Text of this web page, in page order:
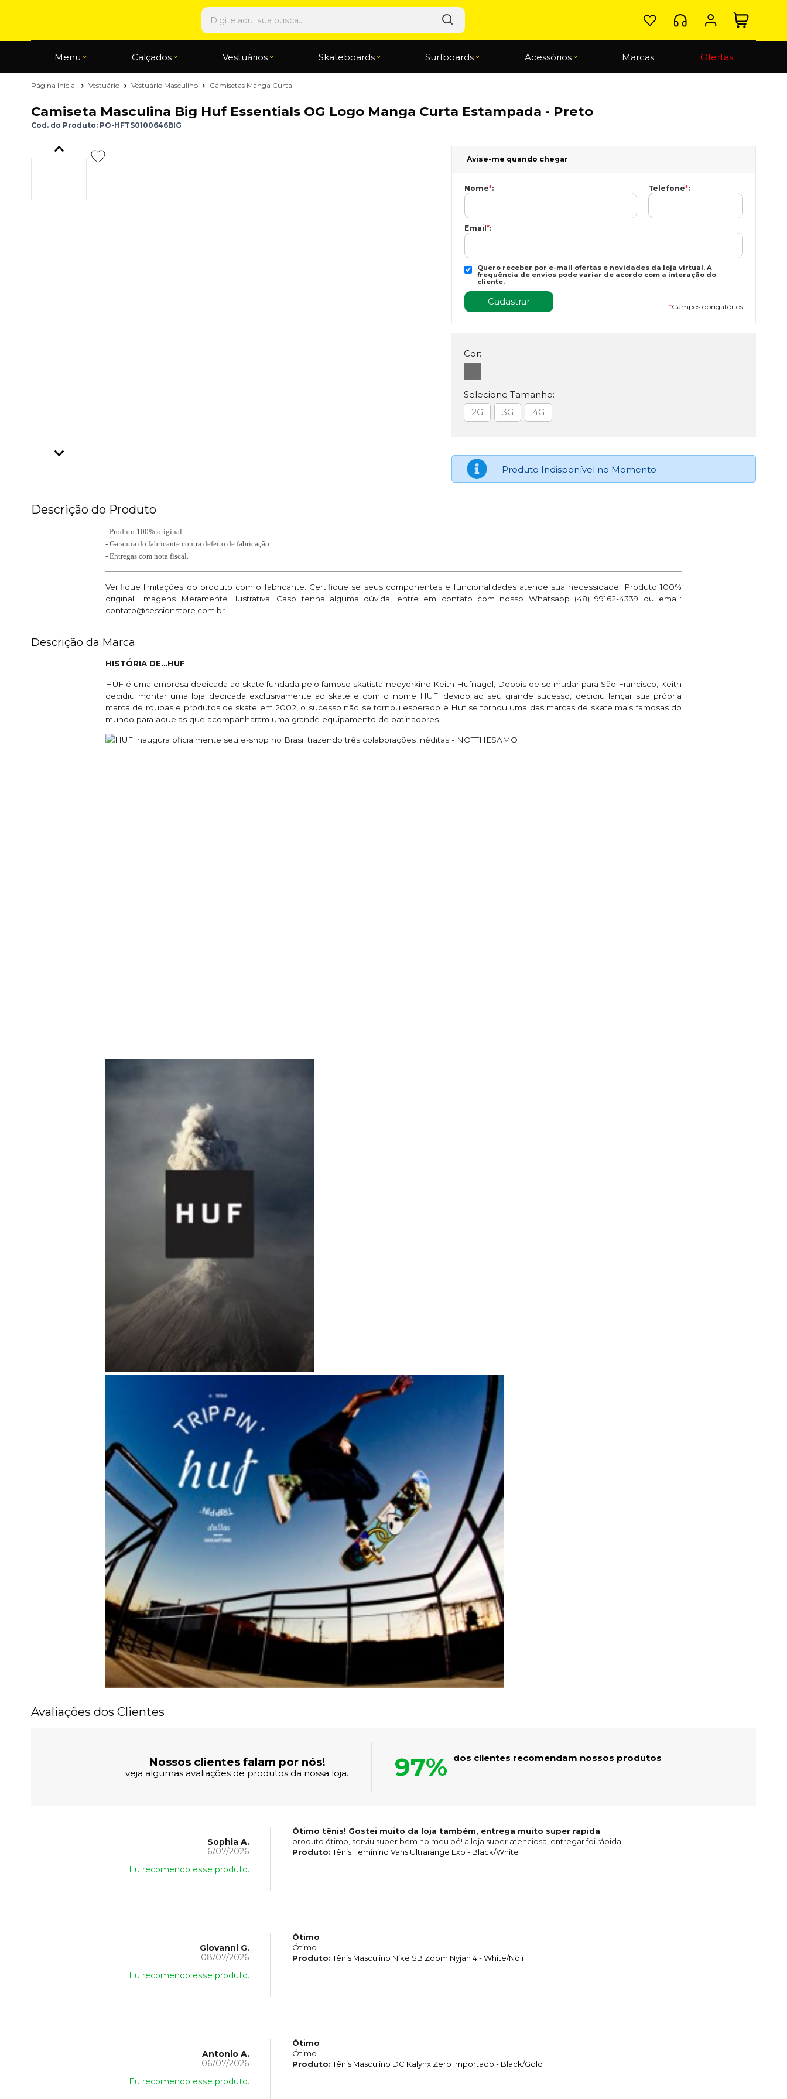
Menu Calçados Vestuários Skateboards Surfboards Acessórios Marcas Ofertas
Página Inicial Vestuário Vestuário Masculino Camisetas Manga Curta
Camiseta Masculina Big Huf Essentials OG Logo Manga Curta Estampada - Preto
Cod. do Produto: PO-HFTS0100646BIG
Avise-me quando chegar
Nome*: Telefone*:
Email *:
Quero receber por e-mail ofertas e novidades da loja virtual. A
frequência de envios pode variar de acordo com a interação do
cliente.
*Campos obrigatórios
Cor:
Selecione Tamanho:
2G
3G 4G
Produto Indisponível no Momento
Descrição do Produto
- Produto 100% original.
- Garantia do fabricante contra defeito de fabricação.
- Entregas com nota fiscal.
Verifique limitações do produto com o fabricante. Certifique se seus componentes e funcionalidades atende sua necessidade. Produto 100%
original. Imagens Meramente Ilustrativa. Caso tenha alguma dúvida, entre em contato com nosso Whatsapp (48) 99162-4339 ou email:
contato@sessionstore.com.br
Descrição da Marca
HISTÓRIA DE…HUF
HUF é uma empresa dedicada ao skate fundada pelo famoso skatista neoyorkino Keith Hufnagel; Depois de se mudar para São Francisco, Keith
decidiu montar uma loja dedicada exclusivamente ao skate e com o nome HUF; devido ao seu grande sucesso, decidiu lançar sua própria
marca de roupas e produtos de skate em 2002, o sucesso não se tornou esperado e Huf se tornou uma das marcas de skate mais famosas do
mundo para aquelas que acompanharam uma grande equipamento de patinadores.
Avaliações dos Clientes
Nossos clientes falam por nós!
veja algumas avaliações de produtos da nossa loja. 97% dos clientes recomendam nossos produtos
Sophia A.
16/07/2026
Eu recomendo esse produto.
Ótimo tênis! Gostei muito da loja também, entrega muito super rapida
produto ótimo, serviu super bem no meu pé! a loja super atenciosa, entregar foi rápida
Produto:Tênis Feminino Vans Ultrarange Exo - Black/White
Giovanni G.
08/07/2026
Eu recomendo esse produto.
Ótimo
Ótimo
Produto:Tênis Masculino Nike SB Zoom Nyjah 4 - White/Noir
Antonio A.
06/07/2026
Eu recomendo esse produto.
Ótimo
Ótimo
Produto:Tênis Masculino DC Kalynx Zero Importado - Black/Gold